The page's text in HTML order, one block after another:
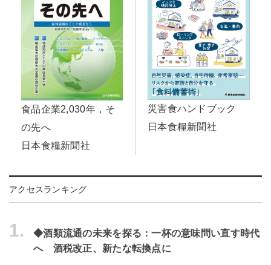
食品企業2,030年，そ
の先へ
日本食糧新聞社
災害食ハンドブック
日本食糧新聞社
アクセスランキング
1.
◆酒類流通の未来を探る：一杯の意味問い直す時代
へ 酒税改正、新たな転換点に